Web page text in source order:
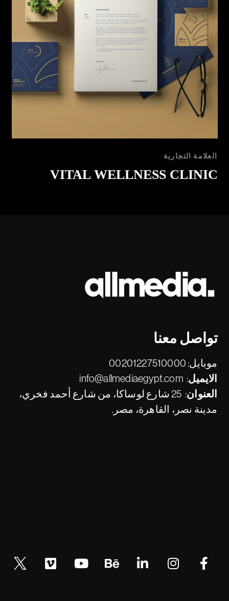
العلامة التجارية
Shawerma Aleppo
تواصل معنا
موبايل: 00201227510000
الايميل: info@allmediaegypt.com
العنوان:
مدينة نصر، القاهرة، مصر.